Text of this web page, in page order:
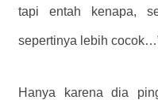
tapi entah kenapa,
sepertinya lebih
Hanya karena dia